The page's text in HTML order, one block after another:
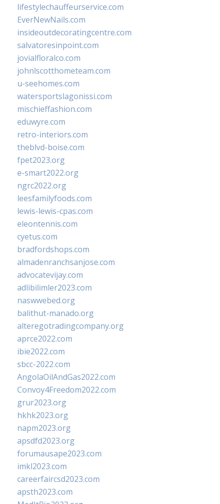
lifestylechauffeurservice.com
EverNewNails.com
insideoutdecoratingcentre.com
salvatoresinpoint.com
jovialfloralco.com
johnlscotthometeam.com
u-seehomes.com
watersportslagonissi.com
mischieffashion.com
eduwyre.com
retro-interiors.com
theblvd-boise.com
fpet2023.org
e-smart2022.org
ngrc2022.org
leesfamilyfoods.com
lewis-lewis-cpas.com
eleontennis.com
cyetus.com
bradfordshops.com
almadenranchsanjose.com
advocatevijay.com
adlibilimler2023.com
naswwebed.org
balithut-manado.org
alteregotradingcompany.org
aprce2022.com
ibie2022.com
sbcc-2022.com
AngolaOilAndGas2022.com
Convoy4Freedom2022.com
grur2023.org
hkhk2023.org
napm2023.org
apsdfd2023.org
forumausape2023.com
imkl2023.com
careerfaircsd2023.com
apsth2023.com